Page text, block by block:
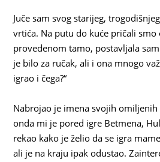
Juče sam svog starijeg,
vrtića. Na putu do kuće pričali smo
provedenom tamo, postavljala
je bilo za ručak, ali i ona mnogo
igrao i čega?“
Nabrojao je imena svojih omiljenih
onda mi je pored igre Betmena,
rekao kako je želio da se igra
ali je na kraju ipak odustao.